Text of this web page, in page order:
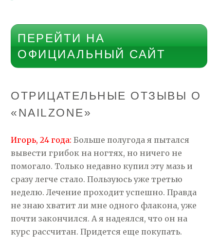
ПЕРЕЙТИ НА
ОФИЦИАЛЬНЫЙ САЙТ
ОТРИЦАТЕЛЬНЫЕ ОТЗЫВЫ О
«NAILZONE»
Игорь, 24 года: Больше полугода я пытался
вывести грибок на ногтях, но ничего не
помогало. Только недавно купил эту мазь и
сразу легче стало. Пользуюсь уже третью
неделю. Лечение проходит успешно. Правда
не знаю хватит ли мне одного флакона, уже
почти закончился. А я надеялся, что он на
курс рассчитан. Придется еще покупать.